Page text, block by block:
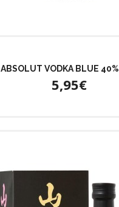
ABSOLUT VODKA BLUE
5,95€